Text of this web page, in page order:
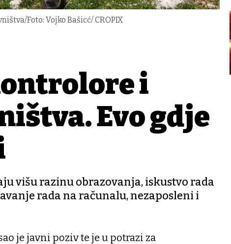
Foto: Vojko Bašicć/ CROPIX
i
Evo gdje
višu razinu obrazovanja, iskustvo rada
rada na računalu, nezaposleni i
je javni poziv te je u potrazi za